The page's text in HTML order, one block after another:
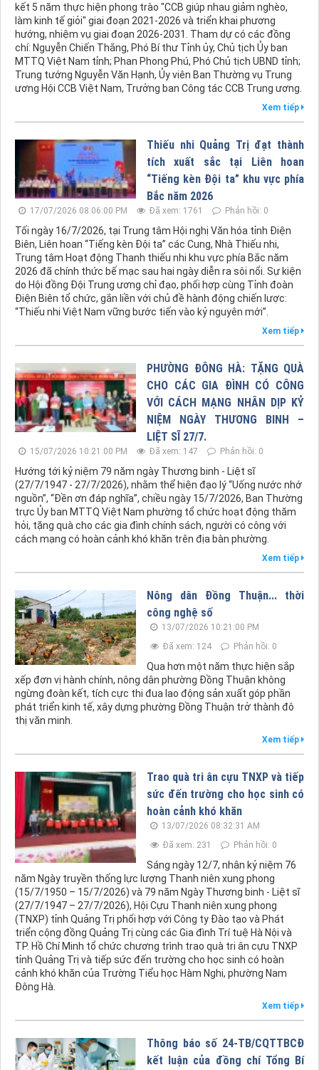
kết 5 năm thực hiện phong trào "CCB giúp nhau giảm nghèo,
làm kinh tế giỏi" giai đoạn 2021-2026 và triển khai phương
hướng, nhiệm vụ giai đoạn 2026-2031. Tham dự có các đồng
chí: Nguyễn Chiến Thắng, Phó Bí thư Tỉnh ủy, Chủ tịch Ủy ban
MTTQ Việt Nam tỉnh; Phan Phong Phú, Phó Chủ tịch UBND tỉnh;
Trung tướng Nguyễn Văn Hạnh, Ủy viên Ban Thường vụ Trung
ương Hội CCB Việt Nam, Trưởng ban Công tác CCB Trung ương.
Xem tiếp
Thiếu nhi Quảng Trị đạt thành
tích xuất sắc tại Liên hoan
“Tiếng kèn Đội ta” khu vực phía
Bắc năm 2026
17/07/2026 08:06:00 PM Đã xem: 1761 Phản hồi: 0
Tối ngày 16/7/2026, tại Trung tâm Hội nghị Văn hóa tỉnh Điện
Biên, Liên hoan “Tiếng kèn Đội ta” các Cung, Nhà Thiếu nhi,
Trung tâm Hoạt động Thanh thiếu nhi khu vực phía Bắc năm
2026 đã chính thức bế mạc sau hai ngày diễn ra sôi nổi. Sự kiện
do Hội đồng Đội Trung ương chỉ đạo, phối hợp cùng Tỉnh đoàn
Điện Biên tổ chức, gắn liền với chủ đề hành động chiến lược:
“Thiếu nhi Việt Nam vững bước tiến vào kỷ nguyên mới”.
Xem tiếp
PHƯỜNG ĐÔNG HÀ: TẶNG QUÀ
CHO CÁC GIA ĐÌNH CÓ CÔNG
VỚI CÁCH MẠNG NHÂN DỊP KỶ
NIỆM NGÀY THƯƠNG BINH –
LIỆT SĨ 27/7.
15/07/2026 10:21:00 PM Đã xem: 147 Phản hồi: 0
Hướng tới kỷ niệm 79 năm ngày Thương binh - Liệt sĩ
(27/7/1947 - 27/7/2026), nhằm thể hiện đạo lý “Uống nước nhớ
nguồn”, “Đền ơn đáp nghĩa”, chiều ngày 15/7/2026, Ban Thường
trực Ủy ban MTTQ Việt Nam phường tổ chức hoạt động thăm
hỏi, tặng quà cho các gia đình chính sách, người có công với
cách mạng có hoàn cảnh khó khăn trên địa bàn phường.
Xem tiếp
Nông dân Đồng Thuận... thời
công nghệ số
13/07/2026 10:21:00 PM
Đã xem: 124
Phản hồi: 0
Qua hơn một năm thực hiện sắp
xếp đơn vị hành chính, nông dân phường Đồng Thuận không
ngừng đoàn kết, tích cực thi đua lao động sản xuất góp phần
phát triển kinh tế, xây dựng phường Đồng Thuận trở thành đô
thị văn minh.
Xem tiếp
Trao quà tri ân cựu TNXP và tiếp
sức đến trường cho học sinh có
hoàn cảnh khó khăn
13/07/2026 08:32:31 AM
Đã xem: 231
Phản hồi: 0
Sáng ngày 12/7, nhân kỷ niệm 76
năm Ngày truyền thống lực lượng Thanh niên xung phong
(15/7/1950 – 15/7/2026) và 79 năm Ngày Thương binh - Liệt sĩ
(27/7/1947 – 27/7/2026), Hội Cựu Thanh niên xung phong
(TNXP) tỉnh Quảng Trị phối hợp với Công ty Đào tạo và Phát
triển cộng đồng Quảng Trị cùng các Gia đình Trí tuệ Hà Nội và
TP. Hồ Chí Minh tổ chức chương trình trao quà tri ân cựu TNXP
tỉnh Quảng Trị và tiếp sức đến trường cho học sinh có hoàn
cảnh khó khăn của Trường Tiểu học Hàm Nghi, phường Nam
Đông Hà.
Xem tiếp
Thông báo số 24-TB/CQTTBCĐ
kết luận của đồng chí Tổng Bí